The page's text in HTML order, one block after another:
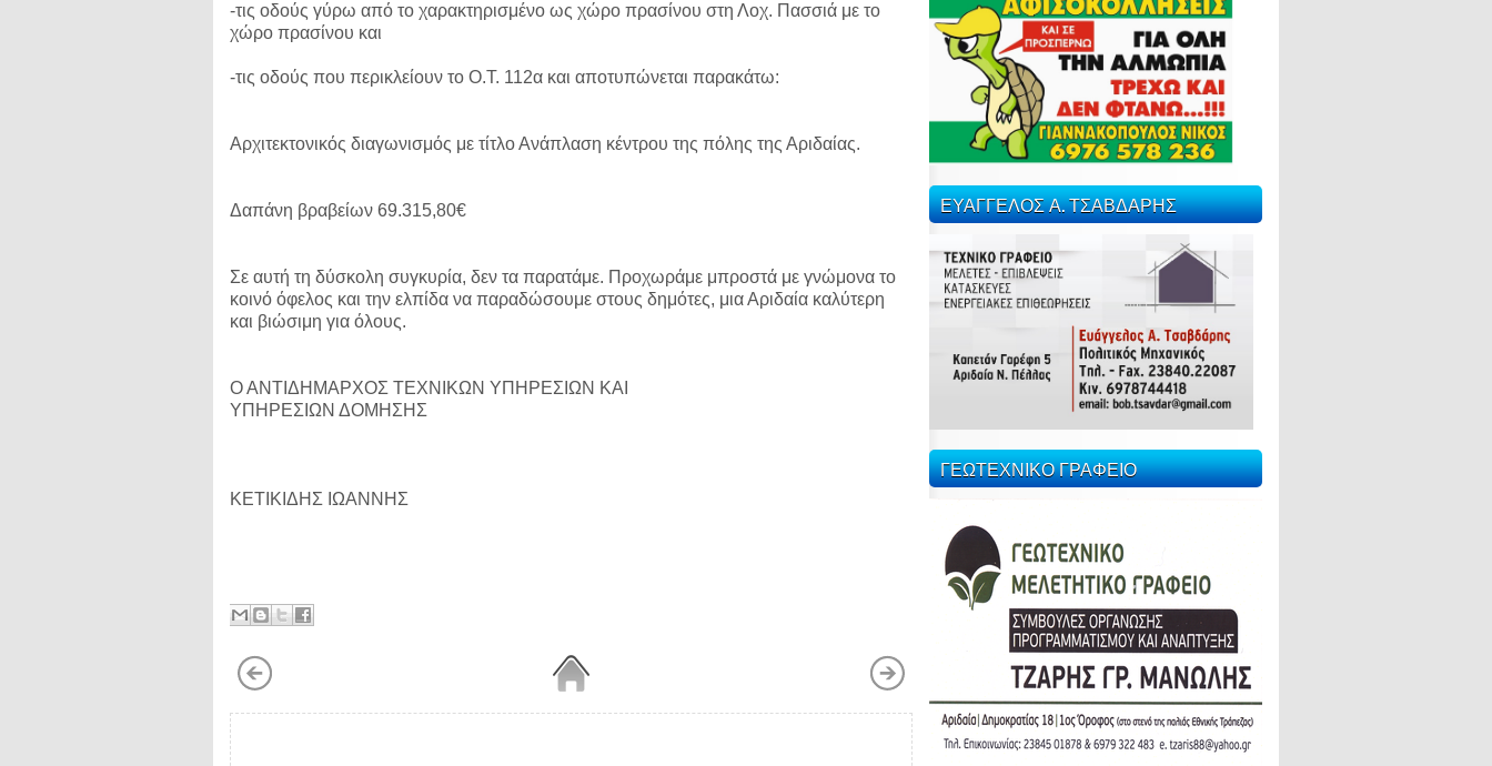
-τις οδούς γύρω από το χαρακτηρισμένο ως χώρο πρασίνου στη Λοχ. Πασσιά με το
χώρο πρασίνου και
-τις οδούς που περικλείουν το Ο.Τ. 112α και αποτυπώνεται παρακάτω:
Αρχιτεκτονικός διαγωνισμός με τίτλο Ανάπλαση κέντρου της πόλης της Αριδαίας.
Δαπάνη βραβείων 69.315,80€
Σε αυτή τη δύσκολη συγκυρία, δεν τα παρατάμε. Προχωράμε μπροστά με γνώμονα το
κοινό όφελος και την ελπίδα να παραδώσουμε στους δημότες, μια Αριδαία καλύτερη
και βιώσιμη για όλους.
Ο ΑΝΤΙΔΗΜΑΡΧΟΣ ΤΕΧΝΙΚΩΝ ΥΠΗΡΕΣΙΩΝ ΚΑΙ
ΥΠΗΡΕΣΙΩΝ ΔΟΜΗΣΗΣ
ΚΕΤΙΚΙΔΗΣ ΙΩΑΝΝΗΣ
ΕΥΑΓΓΕΛΟΣ Α. ΤΣΑΒΔΑΡΗΣ
ΓΕΩΤΕΧΝΙΚΟ ΓΡΑΦΕΙΟ